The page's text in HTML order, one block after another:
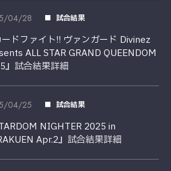
04/28 試合結果
ードファイト!! ヴァンガード Divinez
ALL STAR GRAND QUEENDOM
』試合結果詳細
04/25 試合結果
NIGHTER 2025 in
Apr.2』試合結果詳細